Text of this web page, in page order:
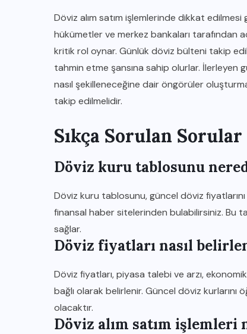
Döviz alım satım işlemlerinde dikkat
hükümetler ve merkez bankaları tarafından
kritik rol oynar. Günlük döviz bülteni takip
tahmin etme şansına sahip olurlar. İlerleyen
nasıl şekilleneceğine dair öngörüler
takip edilmelidir.
Sıkça Sorulan Sorular
Döviz kuru tablosunu
Döviz kuru tablosunu, güncel döviz
finansal haber sitelerinden bulabilirsiniz. Bu
sağlar.
Döviz fiyatları nasıl
Döviz fiyatları, piyasa talebi ve arzı,
bağlı olarak belirlenir. Güncel döviz
olacaktır.
Döviz alım satım işlemleri